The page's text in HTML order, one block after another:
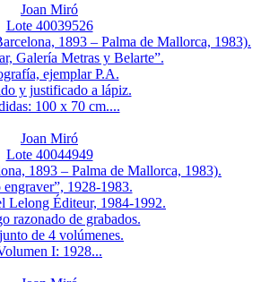
Joan Miró
Lote 40039526
1893 – Palma de Mallorca, 1983).
Galería Metras y Belarte”.
ejemplar P.A.
y justificado a lápiz.
100 x 70 cm....
Joan Miró
Lote 40044949
1893 – Palma de Mallorca, 1983).
1928-1983.
Lelong Éditeur, 1984-1992.
razonado de grabados.
de 4 volúmenes.
I: 1928...